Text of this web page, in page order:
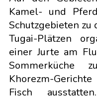
Kamel- und
Schutzgebieten zu
Tugai-Plätzen
einer Jurte am
Sommerküche
Khorezm-
Fisch